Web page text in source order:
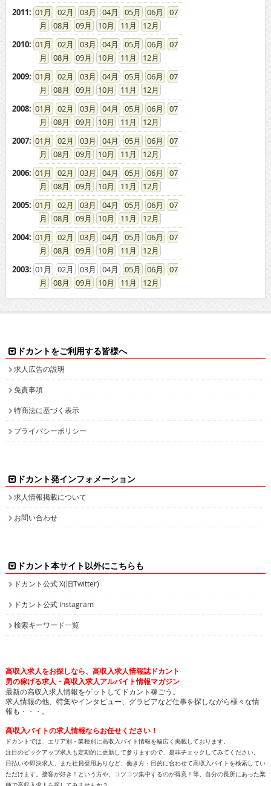
2011: 01 02 03 04 05 06
07
08
09 10 11
12
2010: 01 02 03 04 05 06
07
08
09 10 11
12
2009: 01 02 03 04 05 06
07
08
09 10 11
12
2008: 01 02 03 04 05 06
07
08
09 10 11
12
2007: 01 02 03 04 05 06
07
08
09 10 11
12
2006: 01 02 03 04 05 06
07
08
09 10 11
12
2005: 01 02 03 04 05 06
07
08
09 10 11
12
2004: 01 02 03 04 05 06
07
08
09 10 11
12
2003: 01 02 03 04 05 06
07
08
09 10 11 12
ドカントをご利用する皆様へ
求人広告の説明
免責事項
特商法に基づく表示
プライバシーポリシー
ドカント発インフォメーション
求人情報掲載について
お問い合わせ
ドカント本サイト以外にこちらも
ドカント公式 X(旧Twitter)
ドカント公式 Instagram
検索キーワード一覧
高収入求人をお探しなら、高収入求人情報誌ドカント
男の稼げる求人・高収入求人アルバイト情報マガジン
最新の高収入求人情報をゲットしてドカント稼ごう。
求人情報の他、特集やインタビュー、グラビアなど仕事を探しながら様々な情
報も・・・。
高収入バイトの求人情報ならお任せください！
ドカントでは、エリア別・業種別に高収入バイト情報を幅広く掲載しております。
注目のピックアップ求人も定期的に更新して参りますので、是非チェックしてみてください。
日払いや即決求人、また社員登用ありなど、働き方・目的に合わせて高収入バイトを検索してい
ただけます。接客が好き！という方や、コツコツ集中するのが得意！等、自分の長所にあった業